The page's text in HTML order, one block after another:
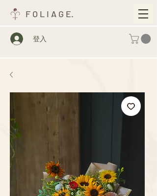
F O L I A G E.
登入